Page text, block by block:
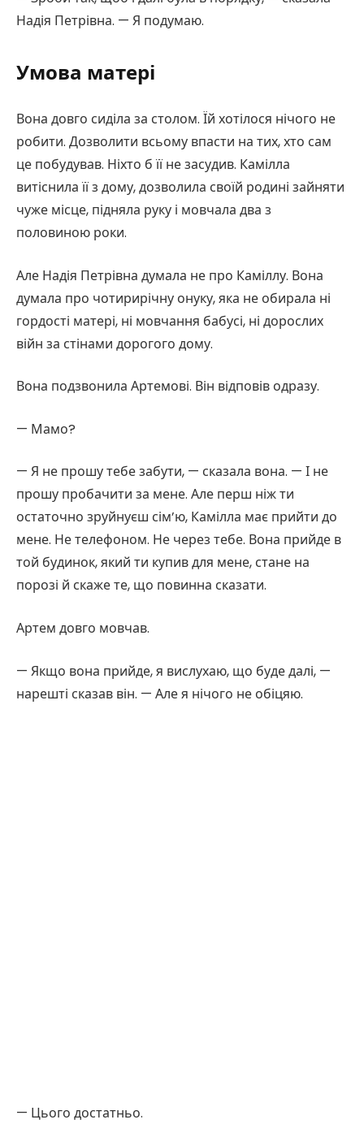
Надія Петрівна. — Я подумаю.
Умова матері
Вона довго сиділа за столом. Їй хотілося нічого не
робити. Дозволити всьому впасти на тих, хто сам
це побудував. Ніхто б її не засудив. Камілла
витіснила її з дому, дозволила своїй родині зайняти
чуже місце, підняла руку і мовчала два з
половиною роки.
Але Надія Петрівна думала не про Каміллу. Вона
думала про чотирирічну онуку, яка не обирала ні
гордості матері, ні мовчання бабусі, ні дорослих
війн за стінами дорогого дому.
Вона подзвонила Артемові. Він відповів одразу.
— Мамо?
— Я не прошу тебе забути, — сказала вона. — І не
прошу пробачити за мене. Але перш ніж ти
остаточно зруйнуєш сім’ю, Камілла має прийти до
мене. Не телефоном. Не через тебе. Вона прийде в
той будинок, який ти купив для мене, стане на
порозі й скаже те, що повинна сказати.
Артем довго мовчав.
— Якщо вона прийде, я вислухаю, що буде далі, —
нарешті сказав він. — Але я нічого не обіцяю.
— Цього достатньо.